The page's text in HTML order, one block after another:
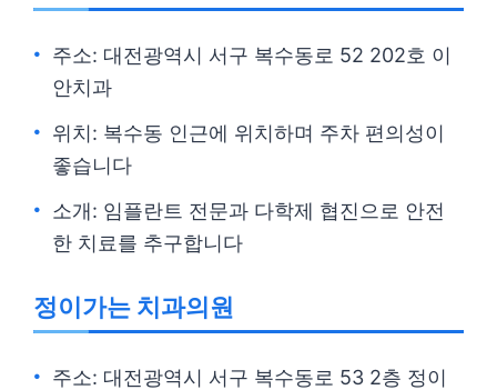
주소: 대전광역시 서구 복수동로 52 202호 이
안치과
위치: 복수동 인근에 위치하며 주차 편의성이
좋습니다
소개: 임플란트 전문과 다학제 협진으로 안전
한 치료를 추구합니다
정이가는 치과의원
주소: 대전광역시 서구 복수동로 53 2층 정이